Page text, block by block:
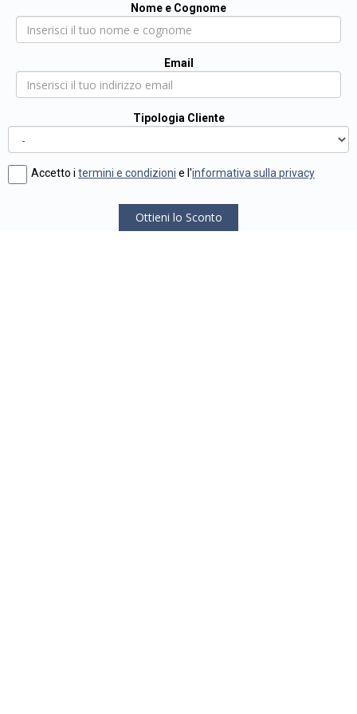
Nome e Cognome
Email
Tipologia Cliente
Accetto i termini e condizioni e l'informativa sulla privacy
Ottieni lo Sconto